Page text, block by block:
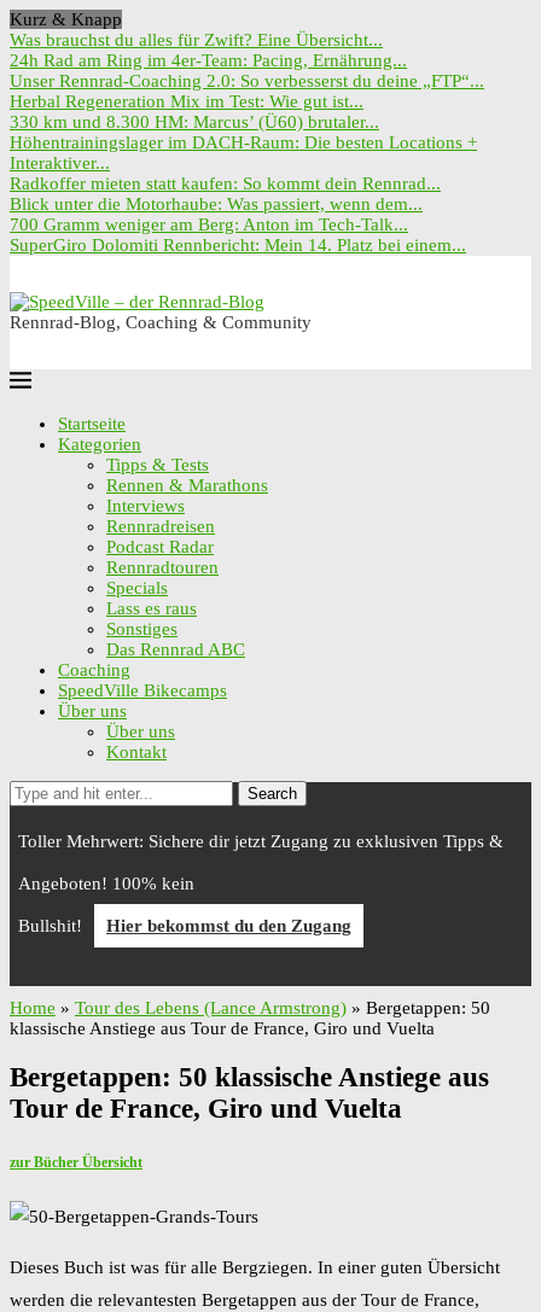
Kurz & Knapp
Was brauchst du alles für Zwift? Eine Übersicht...
24h Rad am Ring im 4er-Team: Pacing, Ernährung...
Unser Rennrad-Coaching 2.0: So verbesserst du deine „FTP“...
Herbal Regeneration Mix im Test: Wie gut ist...
330 km und 8.300 HM: Marcus’ (Ü60) brutaler...
Höhentrainingslager im DACH-Raum: Die besten Locations +
Interaktiver...
Radkoffer mieten statt kaufen: So kommt dein Rennrad...
Blick unter die Motorhaube: Was passiert, wenn dem...
700 Gramm weniger am Berg: Anton im Tech-Talk...
SuperGiro Dolomiti Rennbericht: Mein 14. Platz bei einem...
Rennrad-Blog, Coaching & Community
Startseite
Kategorien
Tipps & Tests
Rennen & Marathons
Interviews
Rennradreisen
Podcast Radar
Rennradtouren
Specials
Lass es raus
Sonstiges
Das Rennrad ABC
Coaching
SpeedVille Bikecamps
Über uns
Über uns
Kontakt
Search
Toller Mehrwert: Sichere dir jetzt Zugang zu exklusiven Tipps &
Angeboten! 100% kein
Bullshit! Hier bekommst du den Zugang
Home » Tour des Lebens (Lance Armstrong) » Bergetappen: 50
klassische Anstiege aus Tour de France, Giro und Vuelta
Bergetappen: 50 klassische Anstiege aus
Tour de France, Giro und Vuelta
zur Bücher Übersicht
Dieses Buch ist was für alle Bergziegen. In einer guten Übersicht
werden die relevantesten Bergetappen aus der Tour de France,